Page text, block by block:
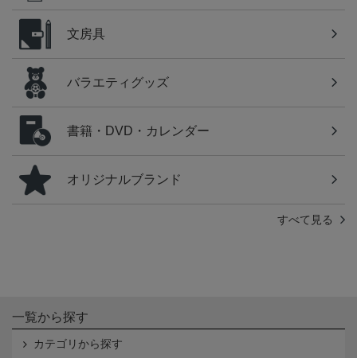
文房具
バラエティグッズ
書籍・DVD・カレンダー
オリジナルブランド
すべて見る
一覧から探す
カテゴリから探す